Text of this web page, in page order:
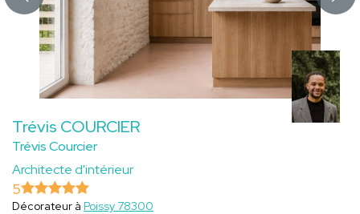
Trévis COURCIER
Trévis Courcier
Architecte d'intérieur
5
Décorateur à Poissy 78300